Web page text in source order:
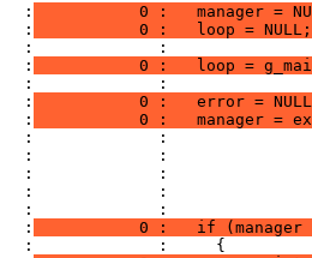
:
0 :   manager =
:
           0 :   loop = NULL;
:             :
:
0 :   loop =
:             :
:
0 :   error =
:
0 :   manager =
:             :
:             :
:             :
:             :
:             :
:
0 :   if (manager
:             :     {